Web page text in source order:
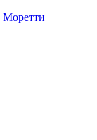
Моретти